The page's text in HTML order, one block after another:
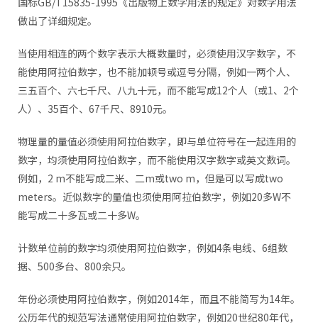
做出了详细规定。
当使用相连的两个数字表示大概数量时，必须使用汉字数字，不
能使用阿拉伯数字，也不能加顿号或逗号分隔，例如一两个人、
三五百个、六七千尺、八九十元，而不能写成12个人（或1、2个
人）、35百个、67千尺、8910元。
物理量的量值必须使用阿拉伯数字，即与单位符号在一起连用的
数字，均须使用阿拉伯数字，而不能使用汉字数字或英文数词。
例如，2 m不能写成二米、二m或two m，但是可以写成two
meters。近似数字的量值也须使用阿拉伯数字，例如20多W不
能写成二十多瓦或二十多W。
计数单位前的数字均须使用阿拉伯数字，例如4条电线、6组数
据、500多台、800余只。
年份必须使用阿拉伯数字，例如2014年，而且不能简写为14年。
公历年代的规范写法通常使用阿拉伯数字，例如20世纪80年代，